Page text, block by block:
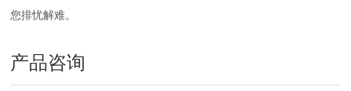
您排忧解难。
产品咨询